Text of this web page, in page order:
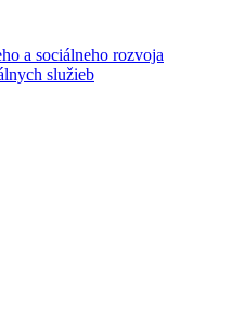
a sociálneho rozvoja
služieb